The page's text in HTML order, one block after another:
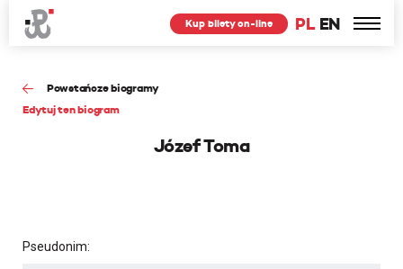
PL EN
Kup bilety on-line
Powstańcze biogramy
Edytuj ten biogram
Józef Toma
Pseudonim: